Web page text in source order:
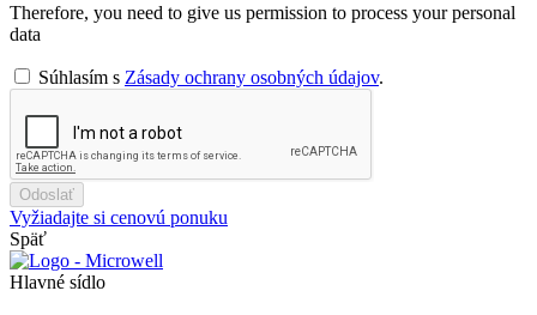
Therefore, you need to give us permission to process your personal
data
Súhlasím s Zásady ochrany osobných údajov.
Odoslať
Vyžiadajte si cenovú ponuku
Späť
Hlavné sídlo